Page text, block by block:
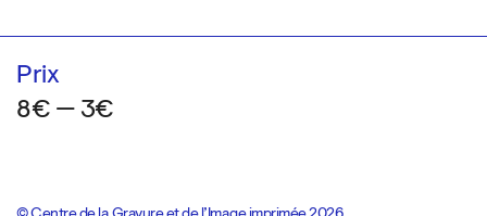
Prix
8€ — 3€